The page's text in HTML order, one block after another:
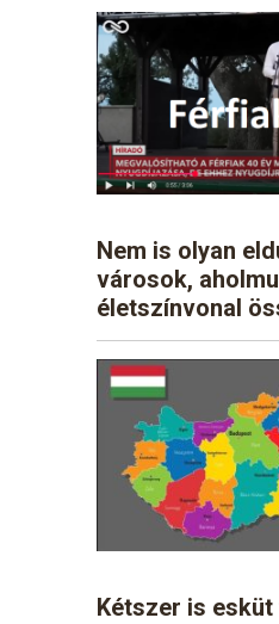
Nem is olyan
városok,
életszínvonal
Kétszer is